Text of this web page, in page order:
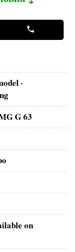
·
G 63
on